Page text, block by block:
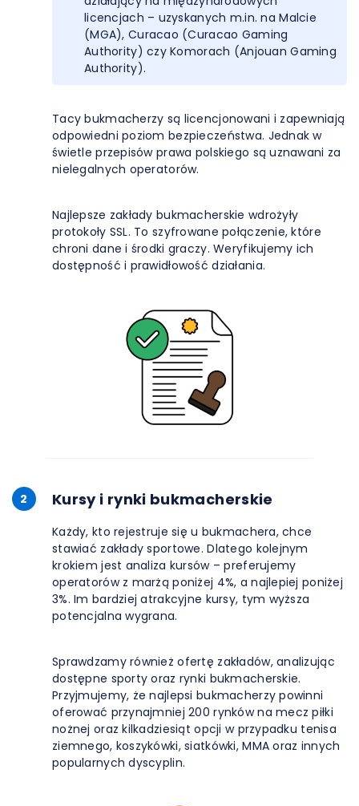
licencjach – uzyskanych m.in. na Malcie
(MGA), Curacao (Curacao Gaming
Authority) czy Komorach (Anjouan Gaming
Authority).
Tacy bukmacherzy są licencjonowani i zapewniają
odpowiedni poziom bezpieczeństwa. Jednak w
świetle przepisów prawa polskiego są uznawani za
nielegalnych operatorów.
Najlepsze zakłady bukmacherskie wdrożyły
protokoły SSL. To szyfrowane połączenie, które
chroni dane i środki graczy. Weryfikujemy ich
dostępność i prawidłowość działania.
2 Kursy i rynki bukmacherskie
Każdy, kto rejestruje się u bukmachera, chce
stawiać zakłady sportowe. Dlatego kolejnym
krokiem jest analiza kursów – preferujemy
operatorów z marżą poniżej 4%, a najlepiej poniżej
3%. Im bardziej atrakcyjne kursy, tym wyższa
potencjalna wygrana.
Sprawdzamy również ofertę zakładów, analizując
dostępne sporty oraz rynki bukmacherskie.
Przyjmujemy, że najlepsi bukmacherzy powinni
oferować przynajmniej 200 rynków na mecz piłki
nożnej oraz kilkadziesiąt opcji w przypadku tenisa
ziemnego, koszykówki, siatkówki, MMA oraz innych
popularnych dyscyplin.